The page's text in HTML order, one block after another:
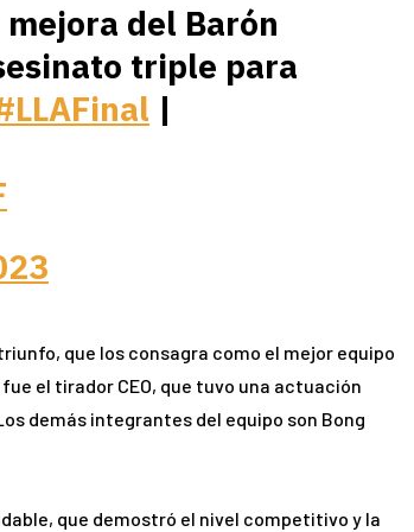
del Barón
triple para
|
que los consagra como el mejor equipo
el tirador CEO, que tuvo una actuación
demás integrantes del equipo son Bong
que demostró el nivel competitivo y la